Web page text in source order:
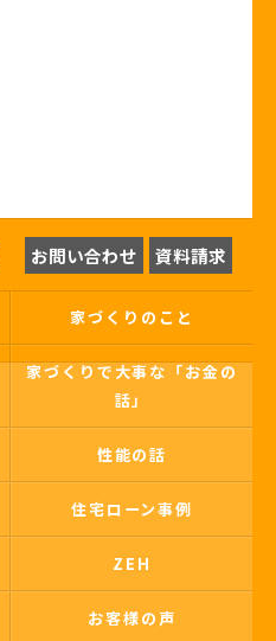
お問い合わせ 資料請求
家づくりのこと
家づくりで大事な「お金の
話」
性能の話
住宅ローン事例
ZEH
お客様の声